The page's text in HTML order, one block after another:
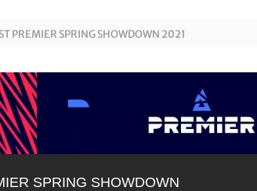
PREMIER SPRING SHOWDOWN 2021
SPRING SHOWDOWN